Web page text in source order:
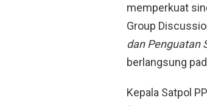
memperkuat
Group
dan Penguatan
berlangsung
Kepala Satpol